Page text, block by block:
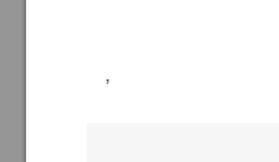
,